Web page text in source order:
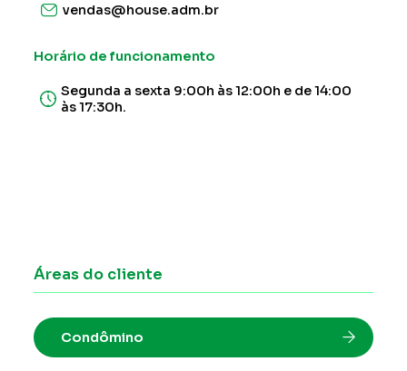
vendas@house.adm.br
Horário de funcionamento
Segunda a sexta 9:00h às 12:00h e de 14:00
às 17:30h.
Áreas do cliente
Condômino